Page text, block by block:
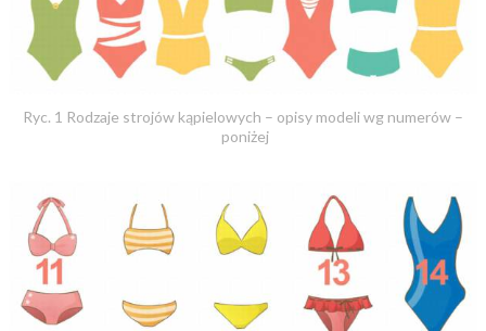
Ryc. 1 Rodzaje strojów kąpielowych – opisy modeli wg numerów –
poniżej